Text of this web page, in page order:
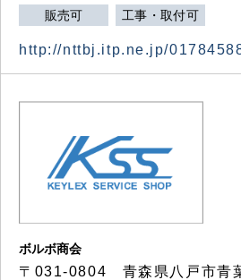
販売可 工事・取付可
http://nttbj.itp.ne.jp/
ボルボ商会
〒031-0804 青森県八戸市青